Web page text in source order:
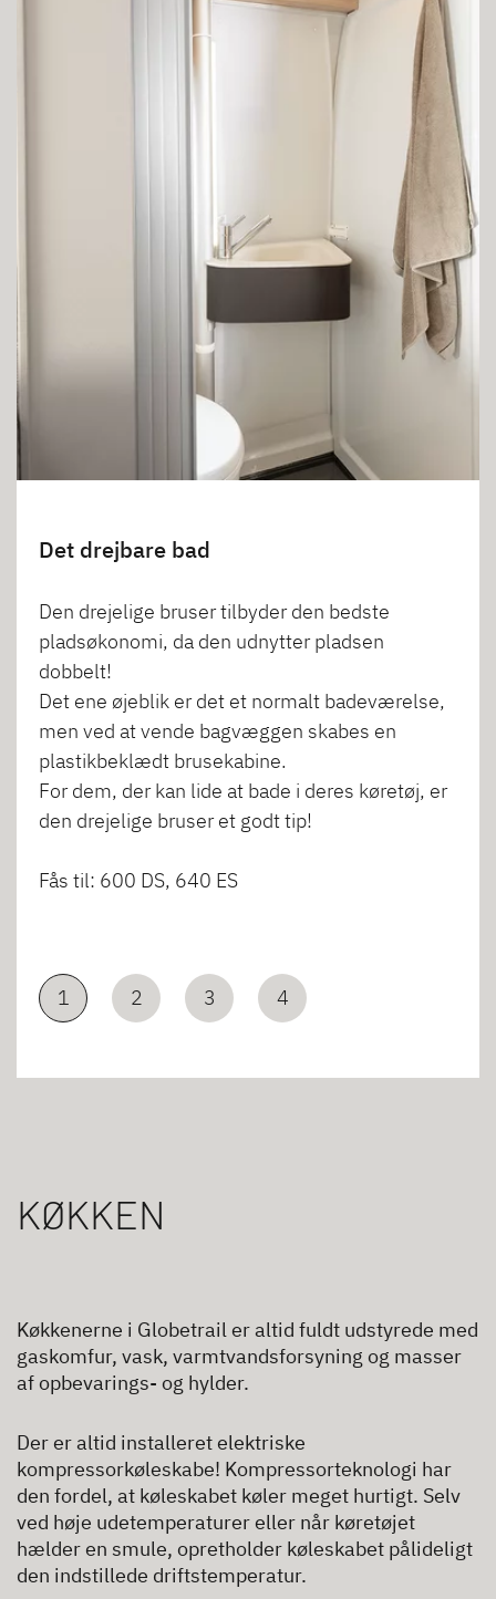
Det drejbare bad
Den drejelige bruser tilbyder den bedste
pladsøkonomi, da den udnytter pladsen
dobbelt!
Det ene øjeblik er det et normalt badeværelse,
men ved at vende bagvæggen skabes en
plastikbeklædt brusekabine.
For dem, der kan lide at bade i deres køretøj, er
den drejelige bruser et godt tip!
Fås til: 600 DS, 640 ES
1 2 3 4
KØKKEN
Køkkenerne i Globetrail er altid fuldt udstyrede med
gaskomfur, vask, varmtvandsforsyning og masser
af opbevarings- og hylder.
Der er altid installeret elektriske
kompressorkøleskabe! Kompressorteknologi har
den fordel, at køleskabet køler meget hurtigt. Selv
ved høje udetemperaturer eller når køretøjet
hælder en smule, opretholder køleskabet pålideligt
den indstillede driftstemperatur.